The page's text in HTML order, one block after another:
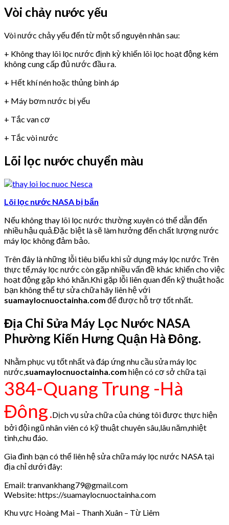
Vòi chảy nước yếu
Vòi nước chảy yếu đến từ một số nguyên nhân sau:
+ Không thay lõi lọc nước định kỳ khiến lõi lọc hoạt động kém
không cung cấp đủ nước đầu ra.
+ Hết khí nén hoặc thủng bình áp
+ Máy bơm nước bị yếu
+ Tắc van cơ
+ Tắc vòi nước
Lõi lọc nước chuyển màu
Lõi lọc nước NASA bị bẩn
Nếu không thay lõi lọc nước thường xuyên có thể dẫn đến
nhiều hậu quả.Đặc biệt là sẽ làm hưởng đến chất lượng nước
máy lọc không đảm bảo.
Trên đây là những lỗi tiêu biểu khi sử dụng máy lọc nước Trên
thực tế,máy lọc nước còn gặp nhiều vấn đề khác khiến cho việc
hoạt động gặp khó khăn.Khi gặp lỗi liên quan đến kỹ thuật hoặc
bạn không thể tự sửa chữa hãy liên hệ với
suamaylocnuoctainha.com để được hỗ trợ tốt nhất.
Địa Chỉ Sửa Máy Lọc Nước NASA
Phường Kiến Hưng Quận Hà Đông.
Nhằm phục vụ tốt nhất và đáp ứng nhu cầu sửa máy lọc
nước, suamaylocnuoctainha.com hiện có cơ sở chữa tại
384-Quang Trung -Hà
Đông.Dịch vụ sửa chữa của chúng tôi được thực hiện
bởi đội ngũ nhân viên có kỹ thuật chuyên sâu,lâu năm,nhiệt
tình,chu đáo.
Gia đình bạn có thể liên hệ sửa chữa máy lọc nước NASA tại
địa chỉ dưới đây:
Email: tranvankhang79@gmail.com
Website: https://suamaylocnuoctainha.com
Khu vực Hoàng Mai – Thanh Xuân – Từ Liêm